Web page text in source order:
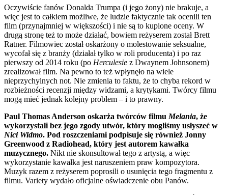
Oczywiście fanów Donalda Trumpa (i jego żony) nie brakuje, a
więc jest to całkiem możliwe, że ludzie faktycznie tak ocenili ten
film (przynajmniej w większości) i nie są to kupione oceny. W
drugą stronę też to może działać, bowiem reżyserem został Brett
Ratner. Filmowiec został oskarżony o molestowanie seksualne,
wycofał się z branży (działał tylko w roli producenta) i po raz
pierwszy od 2014 roku (po Herculesie z Dwaynem Johnsonem)
zrealizował film. Na pewno to też wpłynęło na wiele
nieprzychylnych not. Nie zmienia to faktu, że to chyba rekord w
rozbieżności recenzji między widzami, a krytykami. Twórcy filmu
mogą mieć jednak kolejny problem – i to prawny.
Paul Thomas Anderson oskarża twórców filmu Melania, że
wykorzystali bez jego zgody utwór, który mogliśmy usłyszeć w
Nici Widmo. Pod roszczeniami podpisuje się również Jonny
Greenwood z Radiohead, który jest autorem kawałka
muzycznego. Nikt nie skonsultował tego z artystą, a więc
wykorzystanie kawałka jest naruszeniem praw kompozytora.
Muzyk razem z reżyserem poprosili o usunięcia tego fragmentu z
filmu. Variety wydało oficjalne oświadczenie obu Panów.